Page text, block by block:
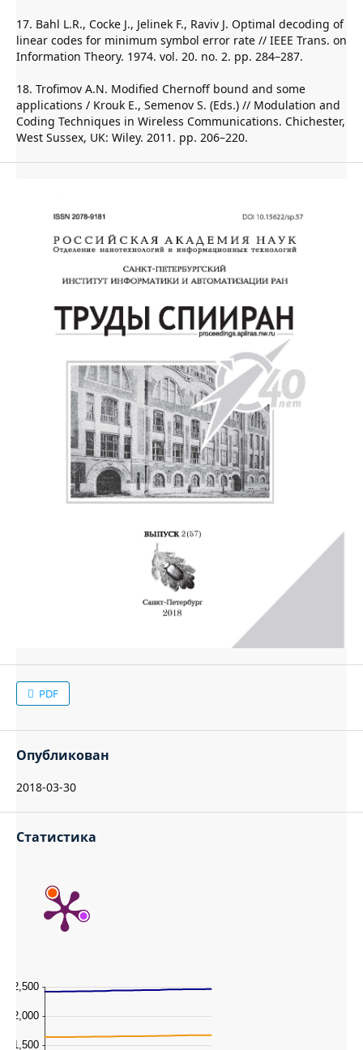
17. Bahl L.R., Cocke J., Jelinek F., Raviv J. Optimal decoding of
linear codes for minimum symbol error rate // IEEE Trans. on
Information Theory. 1974. vol. 20. no. 2. pp. 284–287.
18. Trofimov A.N. Modified Chernoff bound and some
applications / Krouk E., Semenov S. (Eds.) // Modulation and
Coding Techniques in Wireless Communications. Chichester,
West Sussex, UK: Wiley. 2011. pp. 206–220.
PDF
Опубликован
2018-03-30
Статистика